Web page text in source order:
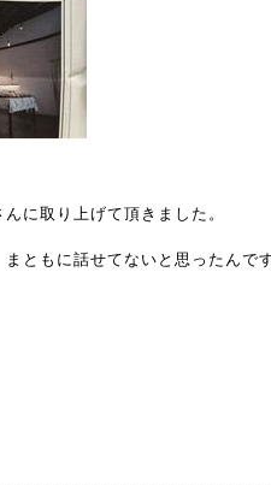
に取り上げて頂きました。
ともに話せてないと思ったんで